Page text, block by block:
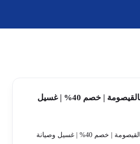
تنظيف مكيفات بالقيصومة | خصم 40% | غسيل